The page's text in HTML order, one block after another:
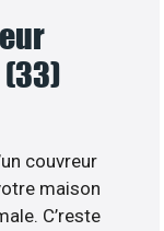
couvreur
maison
C’reste